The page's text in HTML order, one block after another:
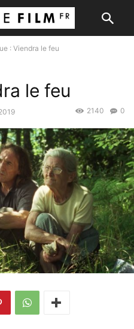
: Viendra le feu
le feu
0
2140